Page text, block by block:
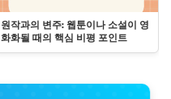
원작과의 변주: 웹툰이나 소설이 영
화화될 때의 핵심 비평 포인트